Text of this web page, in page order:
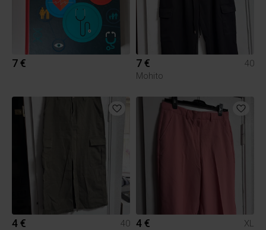
7 € 7 €
40
Mohito
4 €
40 4 € XL